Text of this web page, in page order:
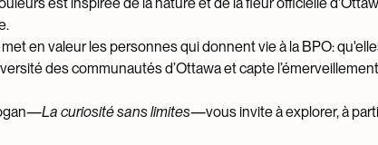
en valeur les personnes qui donnent vie à la BPO:
des communautés d’Ottawa et capte
La curiosité sans limites—vous invite à explorer, à